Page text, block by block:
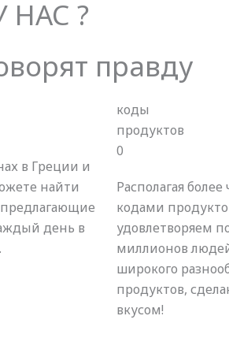
НАС ?
правду
в Греции и
найти
день в
коды
продуктов
0
Располагая
кодами
удовлетворяем
миллионов
широкого
продуктов,
вкусом!